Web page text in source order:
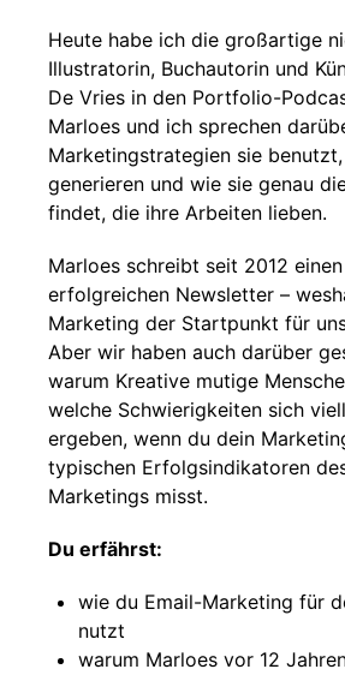
Heute habe ich die großartige
Illustratorin, Buchautorin und
De Vries in den Portfolio-
Marloes und ich sprechen
Marketingstrategien sie
generieren und wie sie genau
findet, die ihre Arbeiten lieben.
Marloes schreibt seit 2012
erfolgreichen Newsletter –
Marketing der Startpunkt für
Aber wir haben auch darüber
warum Kreative mutige
welche Schwierigkeiten sich
ergeben, wenn du dein
typischen Erfolgsindikatoren
Marketings misst.
Du erfährst:
wie du Email-Marketing für
nutzt
warum Marloes vor 12